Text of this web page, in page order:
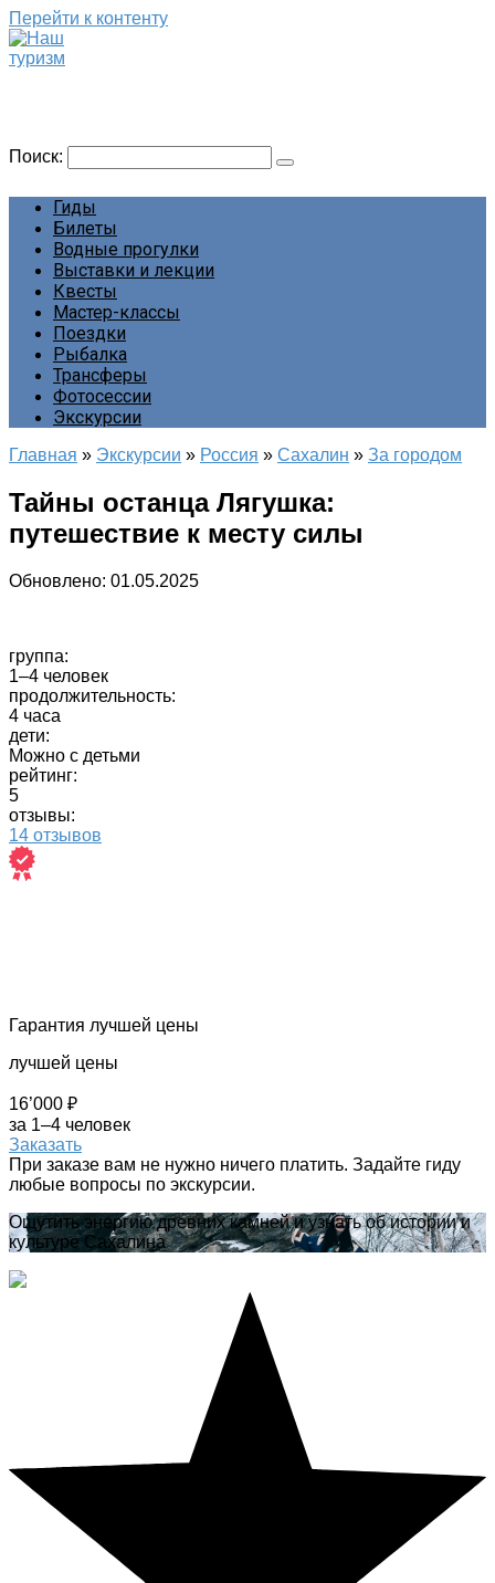
Перейти к контенту
Поиск:
Гиды
Билеты
Водные прогулки
Выставки и лекции
Квесты
Мастер-классы
Поездки
Рыбалка
Трансферы
Фотосессии
Экскурсии
Главная » Экскурсии » Россия » Сахалин » За городом
Тайны останца Лягушка:
путешествие к месту силы
Обновлено: 01.05.2025
группа:
1–4 человек
продолжительность:
4 часа
дети:
Можно с детьми
рейтинг:
5
отзывы:
14 отзывов
Гарантия лучшей цены
лучшей цены
16’000 ₽
за 1–4 человек
Заказать
При заказе вам не нужно ничего платить. Задайте гиду
любые вопросы по экскурсии.
Ощутить энергию древних камней и узнать об истории и
культуре Сахалина